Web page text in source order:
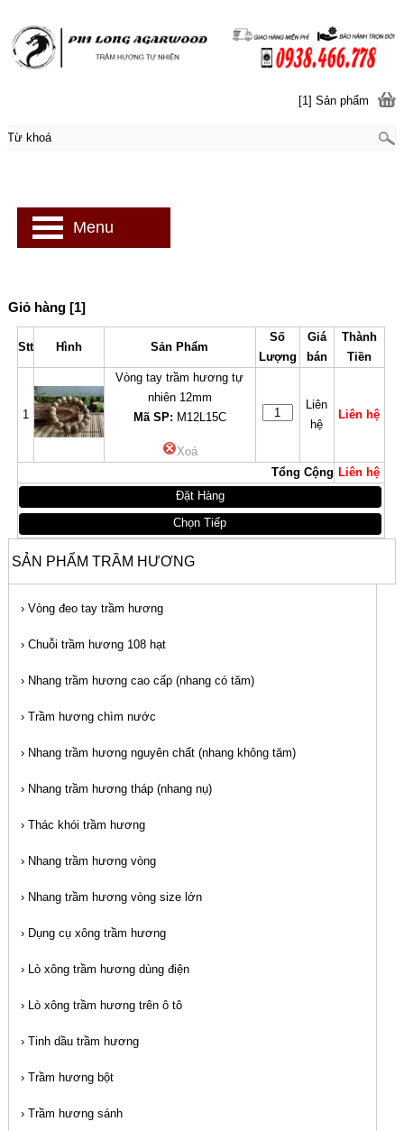
Giỏ hàng [1]
Stt Hình Sản Phẩm
Số
Lượng
Giá
bán
Thành
Tiền
1
Vòng tay trầm hương tự
nhiên 12mm
Mã SP: M12L15C
Xoá
Liên
hệ
Liên hệ
Tổng Cộng Liên hệ
Đặt Hàng
Chọn Tiếp
SẢN PHẨM TRẦM HƯƠNG
› Vòng đeo tay trầm hương
› Chuỗi trầm hương 108 hạt
› Nhang trầm hương cao cấp (nhang có tăm)
› Trầm hương chìm nước
› Nhang trầm hương nguyên chất (nhang không tăm)
› Nhang trầm hương tháp (nhang nụ)
› Thác khói trầm hương
› Nhang trầm hương vòng
› Nhang trầm hương vòng size lớn
› Dụng cụ xông trầm hương
› Lò xông trầm hương dùng điện
› Lò xông trầm hương trên ô tô
› Tinh dầu trầm hương
› Trầm hương bột
› Trầm hương sánh
[1] Sản phẩm
Menu